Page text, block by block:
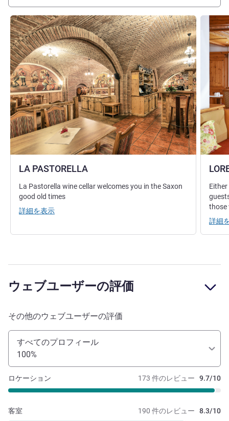
LA PASTORELLA
詳細を表示
La Pastorella wine cellar welcomes you in the Saxon
good old times
詳細を表示
詳細を
those
詳細
ウェブユーザーの評価
その他のウェブユーザーの評価
すべてのプロフィール
100%
173 件のレビュー 9.7/10
ロケーション
190 件のレビュー 8.3/10
客室